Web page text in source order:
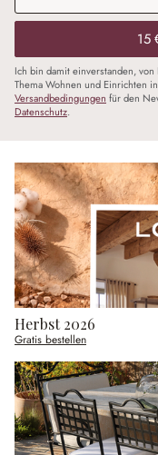
15
Ich bin damit einverstanden,
Thema Wohnen und Einrichten
Versandbedingungen für den
Datenschutz.
Herbst 2026
Gratis bestellen